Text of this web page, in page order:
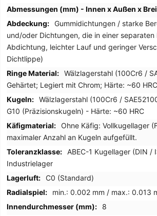
Gummidichtungen / starke
und/oder Dichtungen, die in einer
Abdichtung, leichter Lauf und geringer
Dichtlippe)
Wälzlagerstahl (100Cr6 /
Gehärtet; Legiert mit Chrom; Härte: ~60
Wälzlagerstahl (100Cr6 /
G10 (Präzisionskugeln) - Härte: ~60 HRC
Ohne Käfig: Vollkugellager
maximaler Anzahl an Kugeln aufgefüllt.
ABEC-1 Kugellager (DIN /
Industrielager
C0 (Standard)
min.: 0.002 mm / max.: 0.013
8